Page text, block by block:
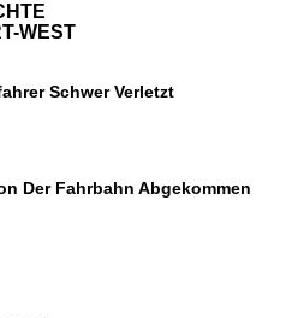
WEST
Schwer Verletzt
Der Fahrbahn Abgekommen